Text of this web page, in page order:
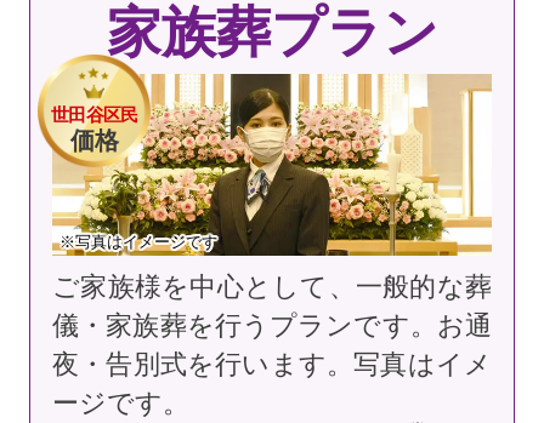
世田谷区民
価格
※写真はイメージです
家族葬プラン
ご家族様を中心として、一般的な葬
儀・家族葬を行うプランです。お通
夜・告別式を行います。写真はイメ
ージです。